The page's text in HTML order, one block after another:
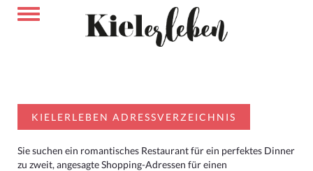
KIELERLEBEN ADRESSVERZEICHNIS
Sie suchen ein romantisches Restaurant für ein perfektes Dinner
zu zweit, angesagte Shopping-Adressen für einen